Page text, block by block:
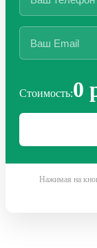
Стоимость:0
Нажимая на